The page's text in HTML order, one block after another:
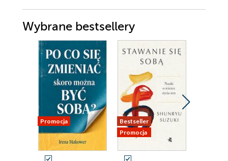
Wybrane bestsellery
Promocja
Bestseller
Promocja